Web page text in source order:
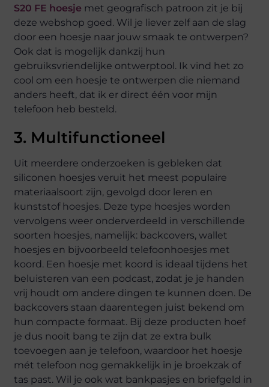
S20 FE hoesje met geografisch patroon zit je bij
deze webshop goed. Wil je liever zelf aan de slag
door een hoesje naar jouw smaak te ontwerpen?
Ook dat is mogelijk dankzij hun
gebruiksvriendelijke ontwerptool. Ik vind het zo
cool om een hoesje te ontwerpen die niemand
anders heeft, dat ik er direct één voor mijn
telefoon heb besteld.
3. Multifunctioneel
Uit meerdere onderzoeken is gebleken dat
siliconen hoesjes veruit het meest populaire
materiaalsoort zijn, gevolgd door leren en
kunststof hoesjes. Deze type hoesjes worden
vervolgens weer onderverdeeld in verschillende
soorten hoesjes, namelijk: backcovers, wallet
hoesjes en bijvoorbeeld telefoonhoesjes met
koord. Een hoesje met koord is ideaal tijdens het
beluisteren van een podcast, zodat je je handen
vrij houdt om andere dingen te kunnen doen. De
backcovers staan daarentegen juist bekend om
hun compacte formaat. Bij deze producten hoef
je dus nooit bang te zijn dat ze extra bulk
toevoegen aan je telefoon, waardoor het hoesje
mét telefoon nog gemakkelijk in je broekzak of
tas past. Wil je ook wat bankpasjes en briefgeld in